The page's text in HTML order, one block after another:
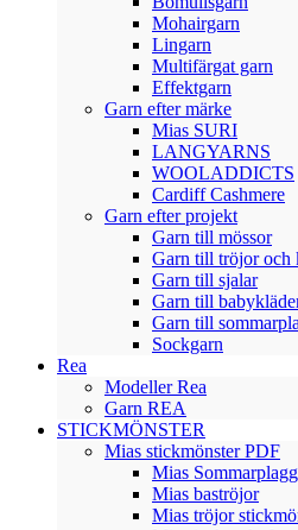
Mohairgarn
Lingarn
Multifärgat garn
Effektgarn
Garn efter märke
Mias SURI
LANGYARNS
WOOLADDICTS
Cardiff Cashmere
Garn efter projekt
Garn till mössor
Garn till tröjor och
Garn till sjalar
Garn till
Garn till
Sockgarn
Rea
Modeller Rea
Garn REA
STICKMÖNSTER
Mias stickmönster PDF
Mias Sommarplagg
Mias baströjor
Mias tröjor